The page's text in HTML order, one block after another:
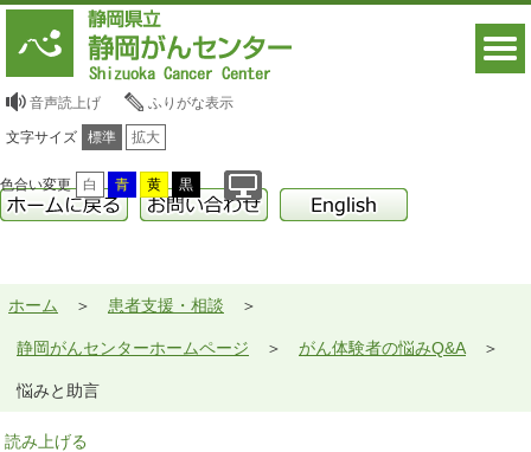
音声読上げ ふりがな表示
文字サイズ 標準 拡大
色合い変更 白 青 黄 黒
ホーム 患者支援・相談
静岡がんセンターホームページ がん体験者の悩みQ&A
悩みと助言
読み上げる